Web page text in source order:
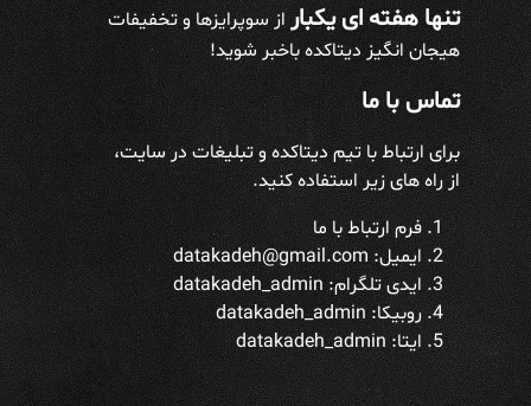
تنها هفته ای یکباراز سوپرایزها و تخفیفات
هیجان انگیز دیتاکده باخبر شوید!
تماس با ما
برای ارتباط با تیم دیتاکده و تبلیغات در سایت،
از راه های زیر استفاده کنید.
فرم ارتباط با ما
ایمیل: datakadeh@gmail.com
ایدی تلگرام:datakadeh_admin
روبیکا: datakadeh_admin
ایتا: datakadeh_admin